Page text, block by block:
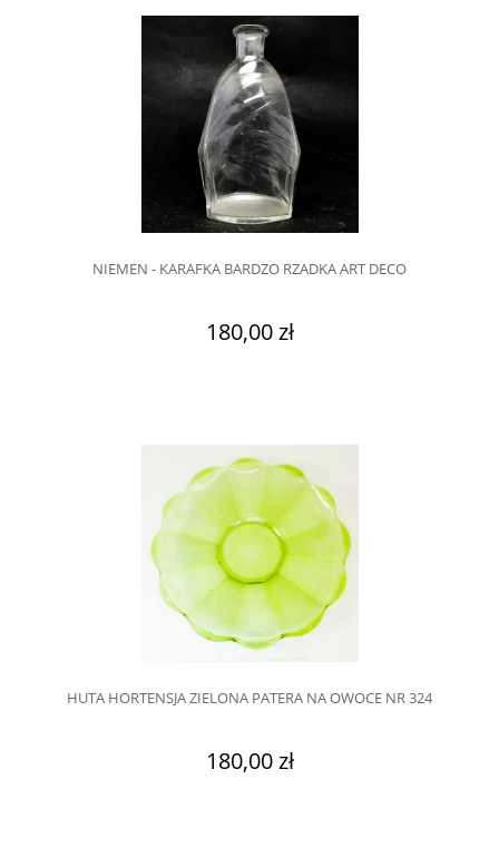
NIEMEN - KARAFKA BARDZO RZADKA ART DECO
180,00 zł
HUTA HORTENSJA ZIELONA PATERA NA OWOCE NR 324
180,00 zł